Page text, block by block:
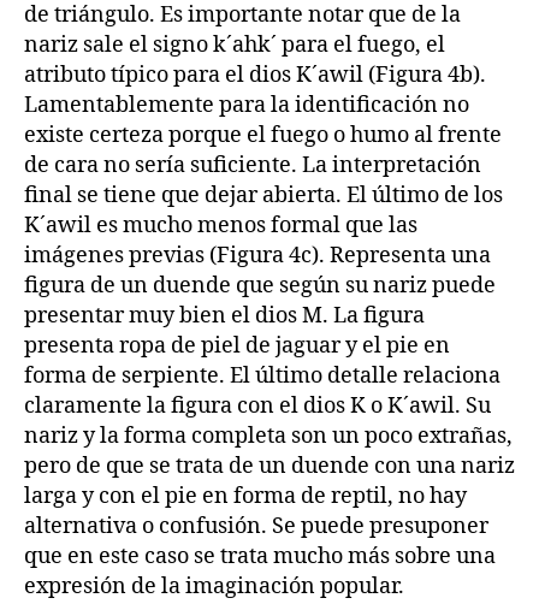
de triángulo. Es importante notar que de la
nariz sale el signo k´ahk´ para el fuego, el
atributo típico para el dios K´awil (Figura 4b).
Lamentablemente para la identificación no
existe certeza porque el fuego o humo al frente
de cara no sería suficiente. La interpretación
final se tiene que dejar abierta. El último de los
K´awil es mucho menos formal que las
imágenes previas (Figura 4c). Representa una
figura de un duende que según su nariz puede
presentar muy bien el dios M. La figura
presenta ropa de piel de jaguar y el pie en
forma de serpiente. El último detalle relaciona
claramente la figura con el dios K o K´awil. Su
nariz y la forma completa son un poco extrañas,
pero de que se trata de un duende con una nariz
larga y con el pie en forma de reptil, no hay
alternativa o confusión. Se puede presuponer
que en este caso se trata mucho más sobre una
expresión de la imaginación popular.